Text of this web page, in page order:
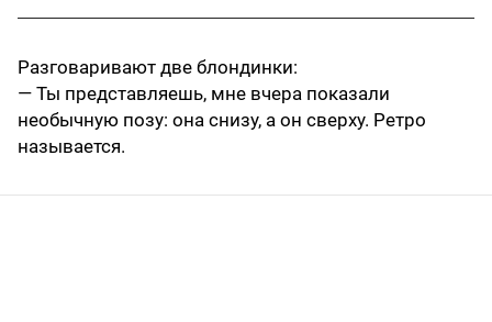
Разговаривают две блондинки:
— Ты представляешь, мне вчера показали
необычную позу: она снизу, а он сверху. Ретро
называется.